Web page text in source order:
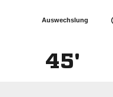
Auswechslung
45'